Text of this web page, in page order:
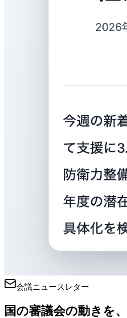
会議ニュースレター
国の審議会の動きを